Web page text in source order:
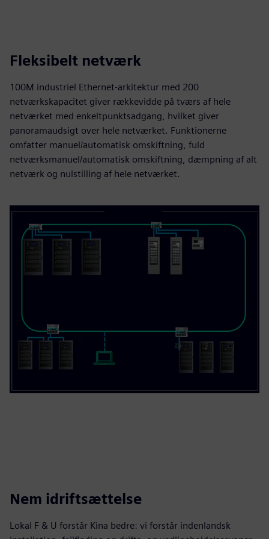
Fleksibelt netværk
100M industriel Ethernet-arkitektur med 200
netværkskapacitet giver rækkevidde på tværs af hele
netværket med enkeltpunktsadgang, hvilket giver
panoramaudsigt over hele netværket. Funktionerne
omfatter manuel/automatisk omskiftning, fuld
netværksmanuel/automatisk omskiftning, dæmpning af alt
netværk og nulstilling af hele netværket.
Nem idriftsættelse
Lokal F & U forstår Kina bedre: vi forstår indenlandsk